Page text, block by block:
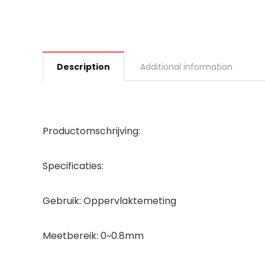
Description Additional information
Productomschrijving:
Specificaties:
Gebruik: Oppervlaktemeting
Meetbereik: 0~0.8mm